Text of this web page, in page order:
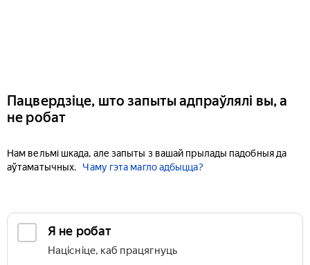
Пацвердзіце, што запыты адпраўлялі вы, а
не робат
Нам вельмі шкада, але запыты з вашай прылады падобныя да
аўтаматычных.
Чаму гэта магло адбыцца?
Я не робат
Націсніце, каб працягнуць